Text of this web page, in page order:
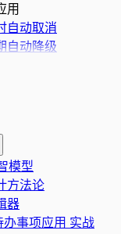
用
自动取消
自动降级
模型
方法论
器
办事项应用 实战